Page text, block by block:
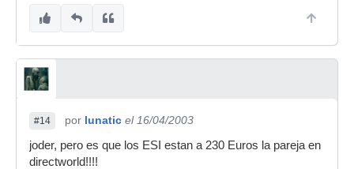
#14 por lunatic el 16/04/2003
joder, pero es que los ESI estan a 230 Euros la pareja en
directworld!!!!